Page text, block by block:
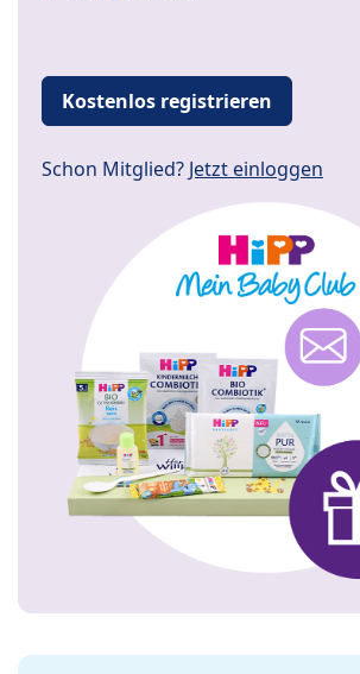
Kostenlos registrieren
Schon Mitglied? Jetzt einloggen